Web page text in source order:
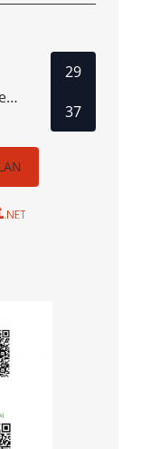
HSG Kremperheide/Münsterdorf
29
37